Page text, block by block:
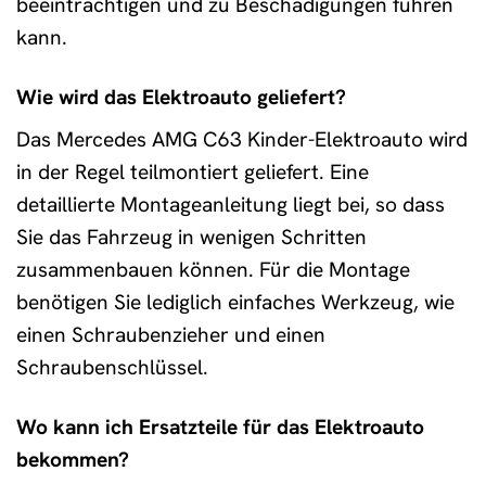
kann.
Wie wird das Elektroauto geliefert?
Das Mercedes AMG C63 Kinder-Elektroauto wird
in der Regel teilmontiert geliefert. Eine
detaillierte Montageanleitung liegt bei, so dass
Sie das Fahrzeug in wenigen Schritten
zusammenbauen können. Für die Montage
benötigen Sie lediglich einfaches Werkzeug, wie
einen Schraubenzieher und einen
Schraubenschlüssel.
Wo kann ich Ersatzteile für das Elektroauto
bekommen?